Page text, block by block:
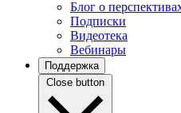
Блог о
Подписки
Видеотека
Вебинары
Поддержка
Close button